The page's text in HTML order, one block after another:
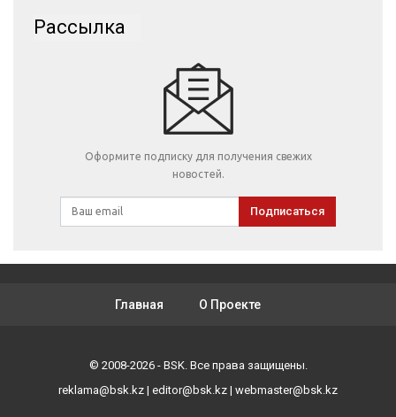
Рассылка
Оформите подписку для получения свежих
новостей.
Подписаться
Главная О Проекте
© 2008-2026 - BSK. Все права защищены.
reklama@bsk.kz | editor@bsk.kz | webmaster@bsk.kz